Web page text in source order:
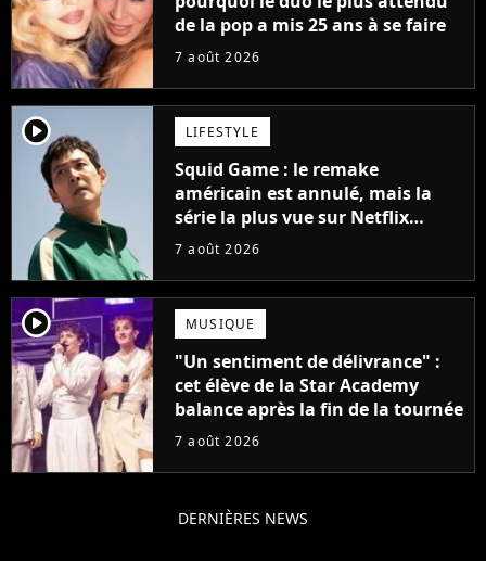
de la pop a mis 25 ans à se faire
7 août 2026
player2 LIFESTYLE
Squid Game : le remake
américain est annulé, mais la
série la plus vue sur Netflix
pourrait avoir une version
7 août 2026
player2 MUSIQUE
"Un sentiment de délivrance" :
cet élève de la Star Academy
balance après la fin de la tournée
7 août 2026
DERNIÈRES NEWS